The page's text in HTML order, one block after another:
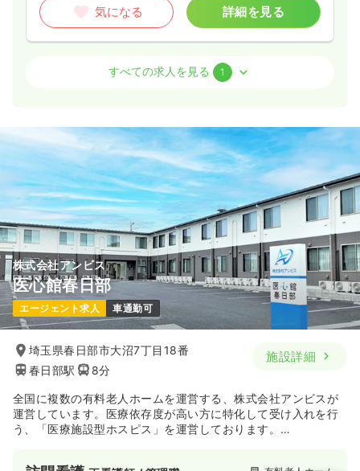
気になる 詳細を見る
介護・福祉系正・准看護師
時給 1,600円〜
時間
8:30～17:30
ブランク可
時給1,600円以上可
気になる 詳細を見る
すべての求人を見る 1
株式会社アンビス
医心館春日部
エージェント求人 車通勤可
埼玉県春日部市大沼7丁目18番
春日部駅
8分
施設詳細
全国に複数の有料老人ホームを運営する、株式会社アンビスが
運営しています。医療依存度が高い方に特化して受け入れを行
う、「医療施設型ホスピス」を運営しております。